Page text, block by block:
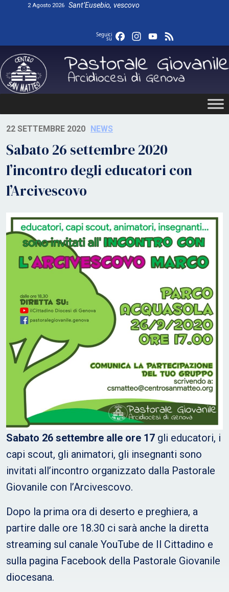
2 Agosto 2026 Sant’Eusebio, vescovo
Seguici
su FacebookInstagram
YouTube
22 SETTEMBRE 2020 NEWS
Sabato 26 settembre 2020
l’incontro degli educatori con
l’Arcivescovo
Sabato 26 settembre alle ore 17 gli educatori, i
capi scout, gli animatori, gli insegnanti sono
invitati all’incontro organizzato dalla Pastorale
Giovanile con l’Arcivescovo.
Dopo la prima ora di deserto e preghiera, a
partire dalle ore 18.30 ci sarà anche la diretta
streaming sul canale YouTube de Il Cittadino e
sulla pagina Facebook della Pastorale Giovanile
diocesana.